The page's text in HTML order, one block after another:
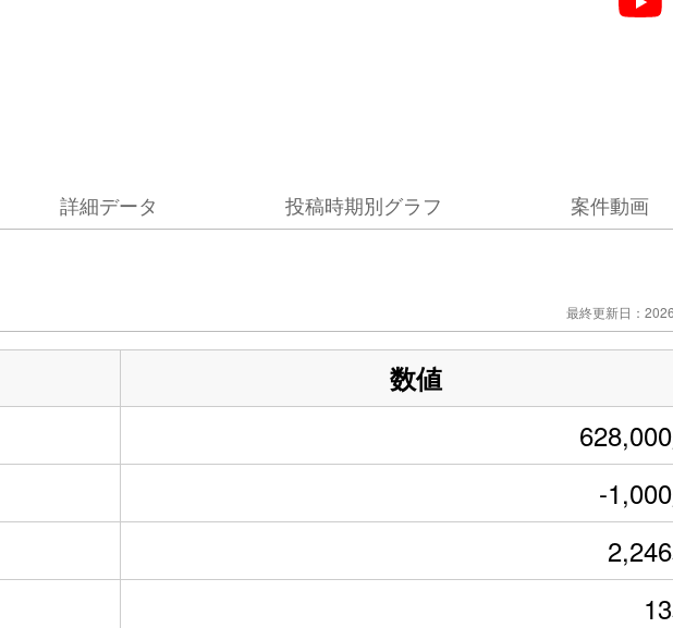
詳細データ 投稿時期別グラフ 案件動画
最終更新日：
数値
-